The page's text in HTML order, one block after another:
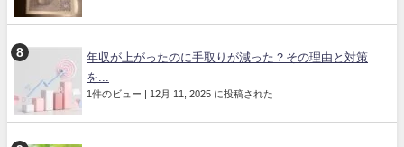
年収が上がったのに手取りが減った？その理由と対策
を...
1件のビュー | 12月 11, 2025 に投稿された